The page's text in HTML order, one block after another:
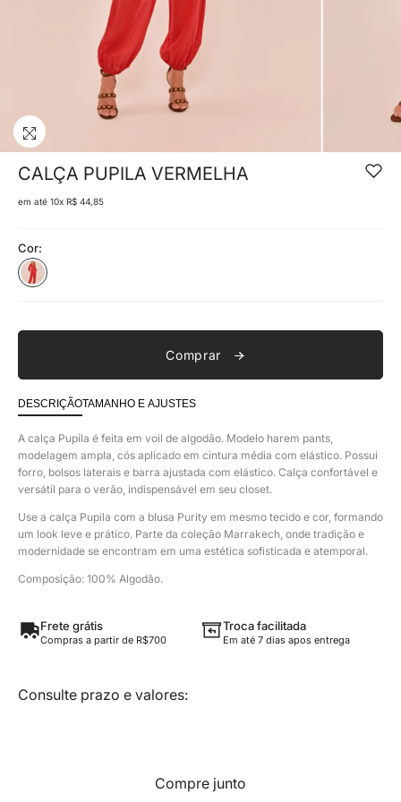
CALÇA PUPILA VERMELHA
aos
em até 10x R$ 44,85
Cor:
Comprar
DESCRIÇÃOTAMANHO E AJUSTES
A calça Pupila é feita em voil de algodão. Modelo harem pants,
modelagem ampla, cós aplicado em cintura média com elástico. Possui
forro, bolsos laterais e barra ajustada com elástico. Calça confortável e
versátil para o verão, indispensável em seu closet.
Use a calça Pupila com a blusa Purity em mesmo tecido e cor, formando
um look leve e prático. Parte da coleção Marrakech, onde tradição e
modernidade se encontram em uma estética sofisticada e atemporal.
Composição: 100% Algodão.
Frete grátis
Compras a partir de R$700
Troca facilitada
Em até 7 dias apos entrega
Consulte prazo e valores:
Compre junto